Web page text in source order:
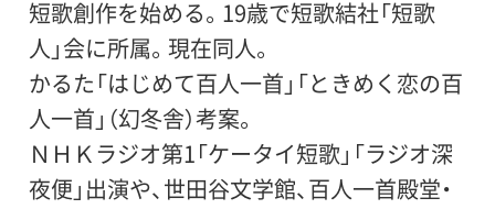
短歌創作を始める。19歳で短歌結社「短歌
人」会に所属。現在同人。
かるた「はじめて百人一首」「ときめく恋の百
人一首」（幻冬舎）考案。
ＮＨＫラジオ第1「ケータイ短歌」「ラジオ深
夜便」出演や、世田谷文学館、百人一首殿堂・